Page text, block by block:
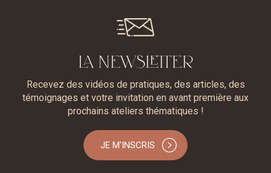
LA NEWSLETTER
Recevez des vidéos de pratiques, des articles, des
témoignages et votre invitation en avant première aux
prochains ateliers thématiques !
JE M'INSCRIS